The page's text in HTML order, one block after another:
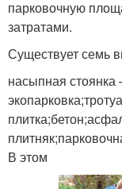
парковочную
затратами.
Существует семь
насыпная стоянка
В этом